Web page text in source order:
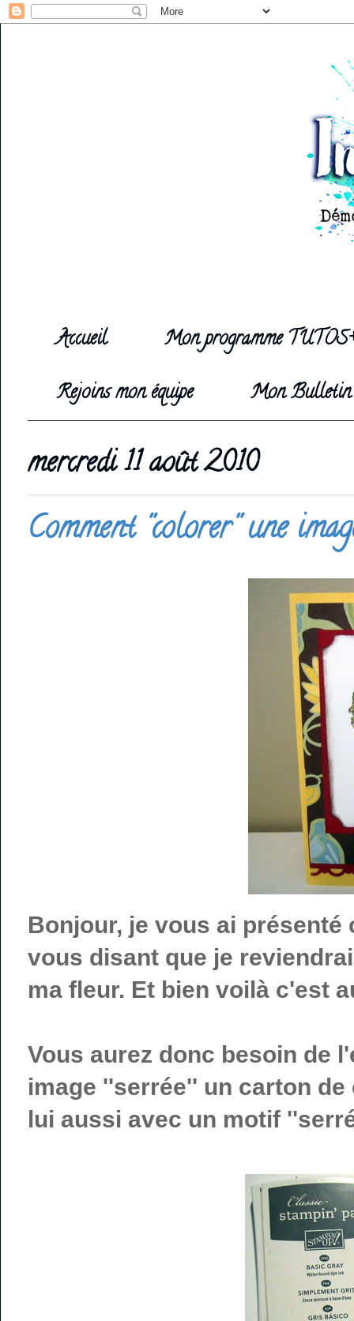
Accueil
Mon programme
Rejoins mon équipe
Mon
mercredi 11 août 2010
Comment ''colorer'' une
Bonjour, je vous ai
vous disant que je
ma fleur. Et bien voilà c'est
Vous aurez donc besoin de
image ''serrée'' un carton
lui aussi avec un motif